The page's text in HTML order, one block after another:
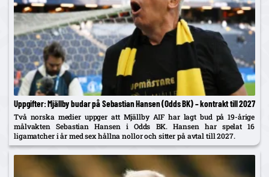
Uppgifter: Mjällby budar på Sebastian Hansen (Odds BK) – kontrakt till 2027
Två norska medier uppger att Mjällby AIF har lagt bud på 19-årige
målvakten Sebastian Hansen i Odds BK. Hansen har spelat 16
ligamatcher i år med sex hållna nollor och sitter på avtal till 2027.